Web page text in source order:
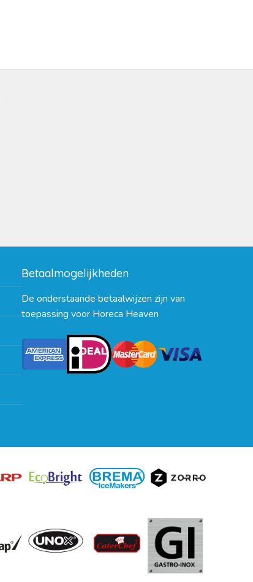
Betaalmogelijkheden
De onderstaande betaalwijzen zijn van
toepassing voor Horeca Heaven